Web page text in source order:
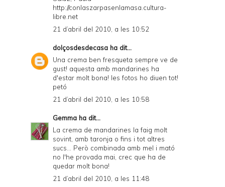
http://conlaszarpasenlamasa.cultura-
libre.net
21 d’abril del 2010, a les 10:52
dolçosdesdecasa ha dit...
Una crema ben fresqueta sempre ve de
gust! aquesta amb mandarines ha
d'estar molt bona! les fotos ho diuen tot!
petó
21 d’abril del 2010, a les 10:58
Gemma ha dit...
La crema de mandarines la faig molt
sovint, amb taronja o fins i tot altres
sucs... Però combinada amb mel i mató
no l'he provada mai, crec que ha de
quedar molt bona!
21 d’abril del 2010, a les 11:48